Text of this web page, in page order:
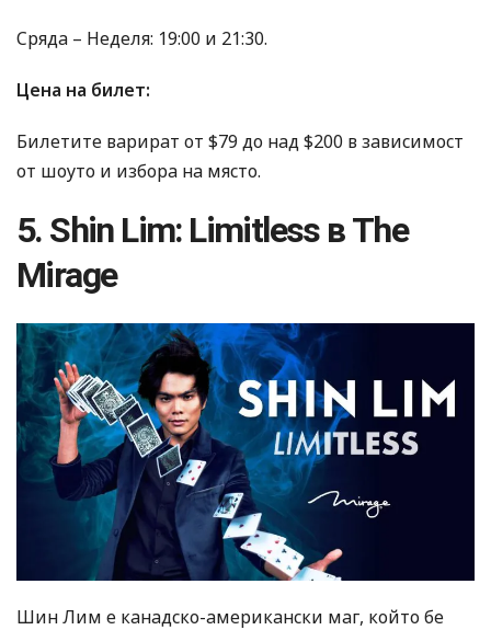
Сряда – Неделя: 19:00 и 21:30.
Цена на билет:
Билетите варират от $79 до над $200 в зависимост
от шоуто и избора на място.
5. Shin Lim: Limitless в The
Mirage
Шин Лим е канадско-американски маг, който бе